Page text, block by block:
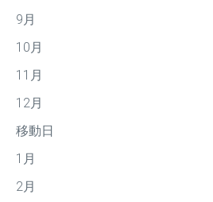
9月
10月
11月
12月
移動日
1月
2月